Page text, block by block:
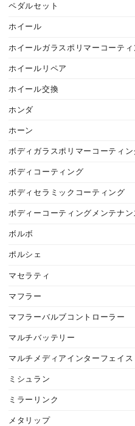
ペダルセット
ホイール
ホイールガラスポリマーコーティ
ホイールリペア
ホイール交換
ホンダ
ホーン
ボディガラスポリマーコーティン
ボディコーティング
ボディセラミックコーティング
ボディーコーティングメンテナン
ボルボ
ポルシェ
マセラティ
マフラー
マフラーバルブコントローラー
マルチバッテリー
マルチメディアインターフェイス
ミシュラン
ミラーリンク
メタリップ